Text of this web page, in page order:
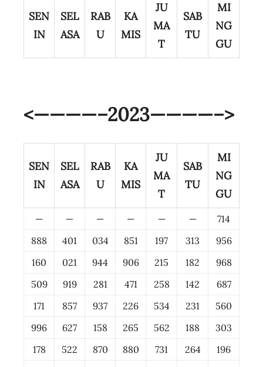
SEN
IN
SEL
ASA
RAB
U
KA
MIS
JU
MA
T
SAB
TU
MI
NG
GU
<————–2023————–>
SEN
IN
SEL
ASA
RAB
U
KA
MIS
JU
MA
T
SAB
TU
MI
NG
GU
— — — — — —
714
888
401 034 851 197 313
956
160
021 944 906 215 182
968
509
919 281 471 258 142
687
171
857 937 226 534 231
560
996
627 158 265 562 188
303
178
522 870 880 731 264
196